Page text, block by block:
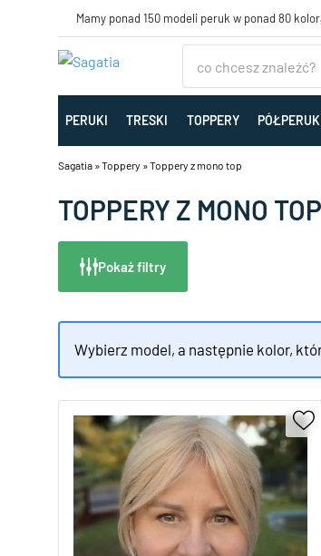
Mamy ponad 150 modeli peruk w ponad 80
PERUKI TRESKI TOPPERY
Sagatia »Toppery »Toppery z mono top
TOPPERY Z MONO TOP
Pokaż filtry
Wybierz model, a następnie kolor,